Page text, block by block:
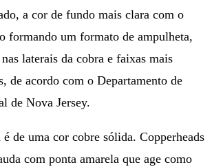
a cor de fundo mais clara com o
formando um formato de ampulheta,
laterais da cobra e faixas mais
de acordo com o Departamento de
de Nova Jersey.
é de uma cor cobre sólida. Copperheads
com ponta amarela que age como